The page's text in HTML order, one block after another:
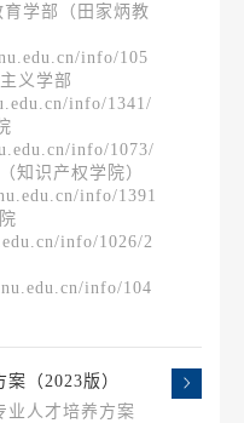
学部（田家炳教
info/105
义学部
info/1341/
info/1073/
知识产权学院）
info/1391
info/1026/2
info/104
（2023版）
业人才培养方案